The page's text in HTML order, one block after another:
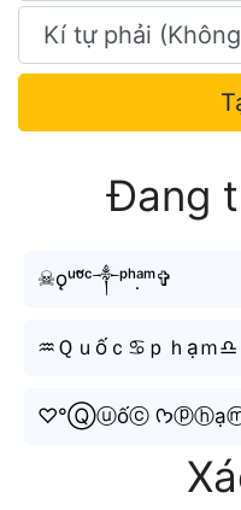
Đang
☠︎︎ǫᵘᵒ̂́ᶜ༒︎ᵖʰᵃ̣ᵐ✞︎
♒︎Ｑｕốｃ♋︎ｐｈạｍ♎︎
♡°Ⓠⓤốⓒ